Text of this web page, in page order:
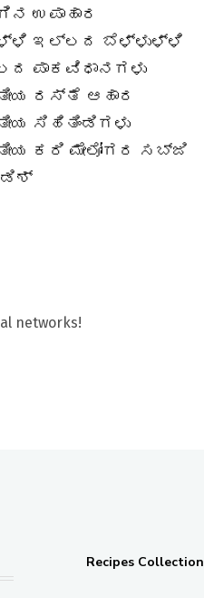
ಉಪಾಹಾರ
ಇಲ್ಲದ ಬೆಳ್ಳುಳ್ಳಿ
ಪಾಕವಿಧಾನಗಳು
ರಸ್ತೆ ಆಹಾರ
ಸಿಹಿತಿಂಡಿಗಳು
ಕರಿ ಮೇಲೋಗರ ಸಬ್ಜಿ
ಡಿಶ್
networks!
Recipes Collection